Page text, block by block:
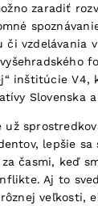
zaradiť
či vzdelávania
inštitúcie V4,
Slovenska
už
lepšie sa
časmi, keď
Aj to
veľkosti,